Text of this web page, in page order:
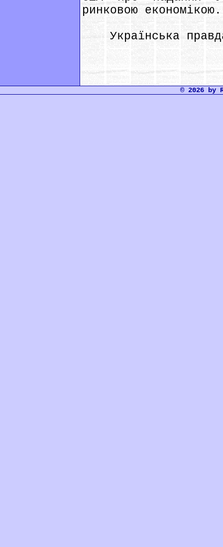
ринковою економікою.
Українська
© 2026 by